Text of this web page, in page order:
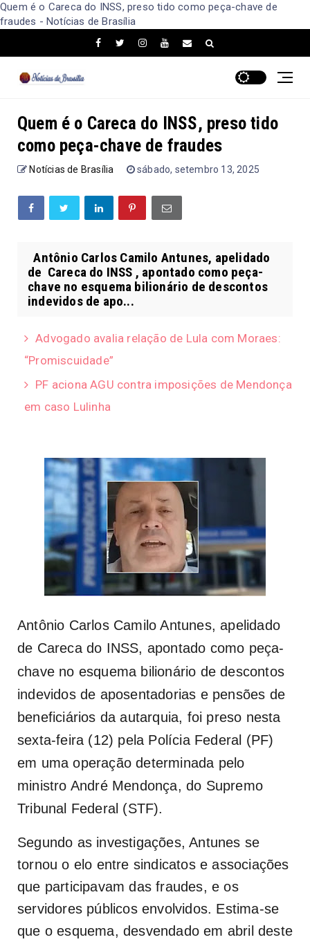
Quem é o Careca do INSS, preso tido como peça-chave de
fraudes - Notícias de Brasília
Quem é o Careca do INSS, preso tido
como peça-chave de fraudes
Notícias de Brasília sábado, setembro 13, 2025
Antônio Carlos Camilo Antunes, apelidado
de Careca do INSS , apontado como peça-
chave no esquema bilionário de descontos
indevidos de apo...
Advogado avalia relação de Lula com Moraes:
“Promiscuidade”
PF aciona AGU contra imposições de Mendonça
em caso Lulinha
Antônio Carlos Camilo Antunes, apelidado
de Careca do INSS, apontado como peça-
chave no esquema bilionário de descontos
indevidos de aposentadorias e pensões de
beneficiários da autarquia, foi preso nesta
sexta-feira (12) pela Polícia Federal (PF)
em uma operação determinada pelo
ministro André Mendonça, do Supremo
Tribunal Federal (STF).
Segundo as investigações, Antunes se
tornou o elo entre sindicatos e associações
que participavam das fraudes, e os
servidores públicos envolvidos. Estima-se
que o esquema, desvendado em abril deste